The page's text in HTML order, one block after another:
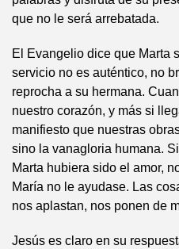
que no le será arrebatada.
El Evangelio dice que Marta
servicio no es auténtico, no
reprocha a su hermana.
nuestro corazón, y más si
manifiesto que nuestras
sino la vanagloria humana.
Marta hubiera sido el amor,
María no le ayudase. Las
nos aplastan, nos ponen de
Jesús es claro en su